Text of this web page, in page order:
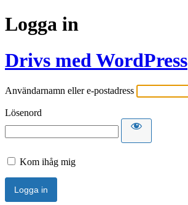
Logga in
Drivs med WordPress
Användarnamn eller e-postadress
Lösenord
Kom ihåg mig